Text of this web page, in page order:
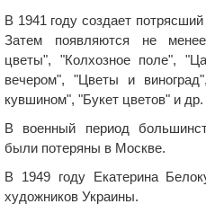
В 1941 году создает
Затем появляются не
цветы", "Колхозное поле",
вечером", "Цветы и
кувшином", "Букет цветов" и др.
В военный период
были потеряны в Москве.
В 1949 году Екатерина
художников Украины.